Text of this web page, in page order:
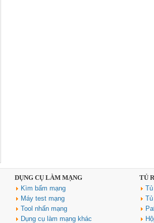
DỤNG CỤ LÀM MẠNG
Kìm bấm mạng
Máy test mạng
Tool nhấn mạng
Dụng cụ làm mạng khác
TỦ